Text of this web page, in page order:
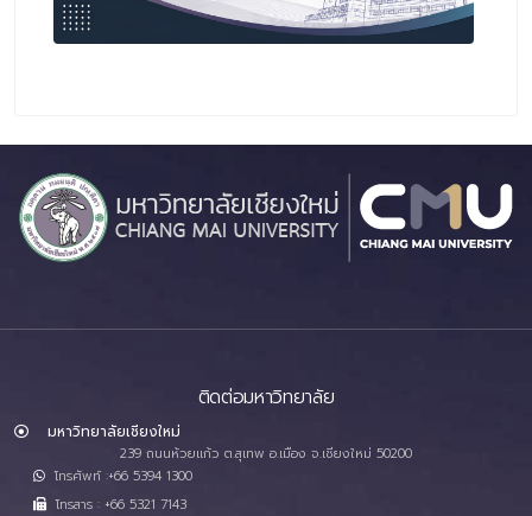
ติดต่อมหาวิทยาลัย
มหาวิทยาลัยเชียงใหม่
239 ถนนห้วยแก้ว ต.สุเทพ อ.เมือง จ.เชียงใหม่ 50200
โทรศัพท์ :+66 5394 1300
โทรสาร : +66 5321 7143